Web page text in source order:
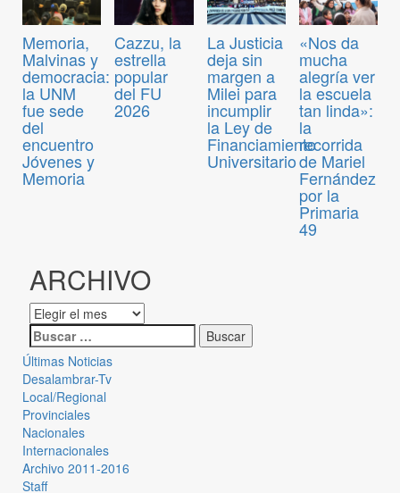
Memoria,
Malvinas y
democracia:
la UNM
fue sede
del
encuentro
Jóvenes y
Memoria
Cazzu, la
estrella
popular
del FU
2026
La Justicia
deja sin
margen a
Milei para
incumplir
la Ley de
Financiamiento
Universitario
«Nos da
mucha
alegría ver
la escuela
tan linda»:
la
recorrida
de Mariel
Fernández
por la
Primaria
49
ARCHIVO
Últimas Noticias
Desalambrar-Tv
Local/Regional
Provinciales
Nacionales
Internacionales
Archivo 2011-2016
Staff